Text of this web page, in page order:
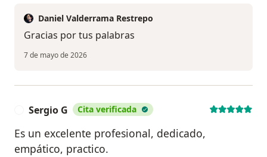
Daniel Valderrama Restrepo
Gracias por tus palabras
7 de mayo de 2026
Sergio G Cita verificada
Es un excelente profesional, dedicado,
empático, practico.